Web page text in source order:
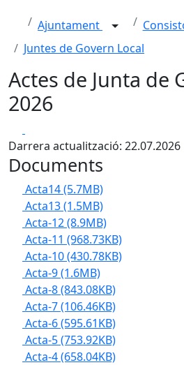
Ajuntament
Juntes de Govern Local
Actes de Junta de
2026
Darrera actualització: 22.07.2026
Documents
Acta14(5.7MB)
Acta13(1.5MB)
Acta-12(8.9MB)
Acta-11 (968.73KB)
Acta-10(430.78KB)
Acta-9(1.6MB)
Acta-8(843.08KB)
Acta-7(106.46KB)
Acta-6(595.61KB)
Acta-5(753.92KB)
Acta-4(658.04KB)